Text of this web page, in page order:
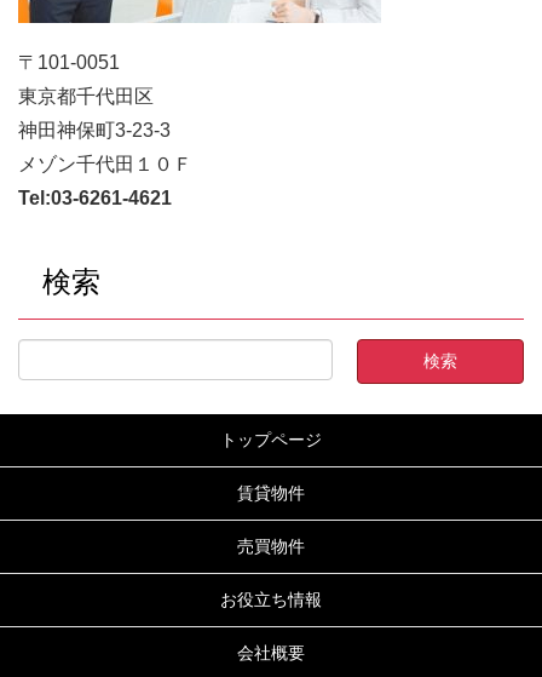
〒101-0051
東京都千代田区
神田神保町3-23-3
メゾン千代田１０Ｆ
Tel:03-6261-4621
検索
トップページ
賃貸物件
売買物件
お役立ち情報
会社概要